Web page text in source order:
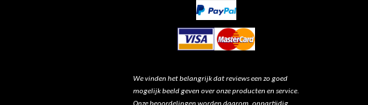
We vinden het belangrijk dat reviews een zo goed
mogelijk beeld geven over onze producten en service.